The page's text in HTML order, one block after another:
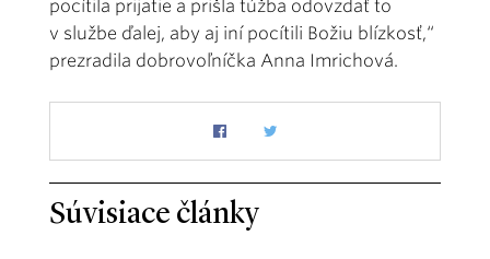
pocítila prijatie a prišla túžba odovzdať to
v službe ďalej, aby aj iní pocítili Božiu blízkosť,“
prezradila dobrovoľníčka Anna Imrichová.
Súvisiace články